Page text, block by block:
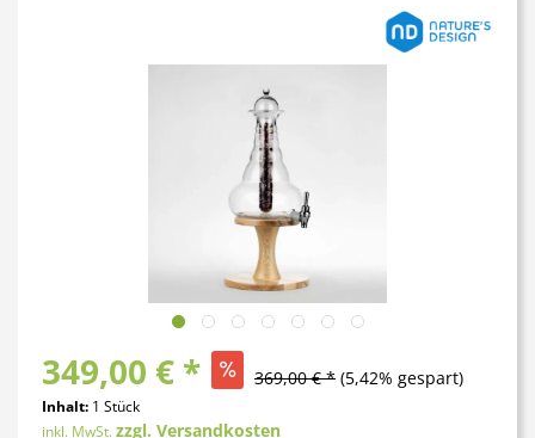
349,00 € * 369,00 € * (5,42% gespart)
Inhalt: 1 Stück
inkl. MwSt.zzgl. Versandkosten